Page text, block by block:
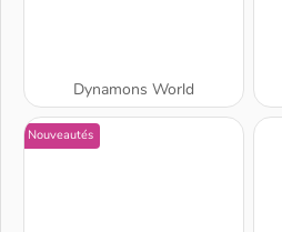
Dynamons World
Nouveautés